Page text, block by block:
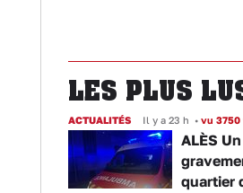
LES PLUS
ACTUALITÉS Il y a 23 h • vu 3750
ALÈS
quartier